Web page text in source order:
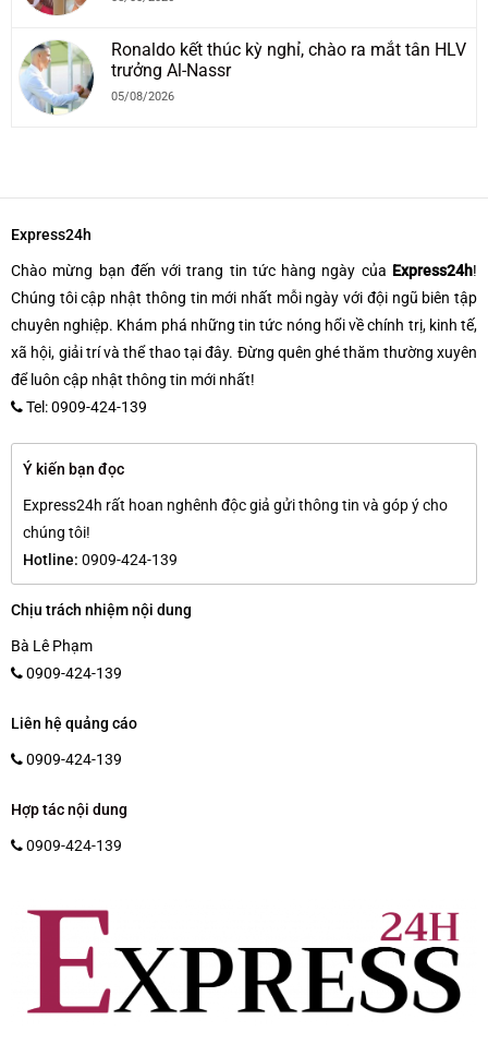
Ronaldo kết thúc kỳ nghỉ, chào ra mắt tân HLV
trưởng Al-Nassr
05/08/2026
Express24h
Chào mừng bạn đến với trang tin tức hàng ngày của Express24h!
Chúng tôi cập nhật thông tin mới nhất mỗi ngày với đội ngũ biên tập
chuyên nghiệp. Khám phá những tin tức nóng hổi về chính trị, kinh tế,
xã hội, giải trí và thể thao tại đây. Đừng quên ghé thăm thường xuyên
để luôn cập nhật thông tin mới nhất!
Tel: 0909-424-139
Ý kiến bạn đọc
Express24h rất hoan nghênh độc giả gửi thông tin và góp ý cho
chúng tôi!
Hotline: 0909-424-139
Chịu trách nhiệm nội dung
Bà Lê Phạm
0909-424-139
Liên hệ quảng cáo
0909-424-139
Hợp tác nội dung
0909-424-139